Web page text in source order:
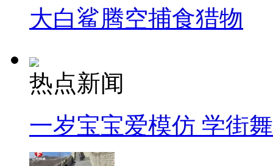
大白鲨腾空捕食猎物
热点新闻
一岁宝宝爱模仿 学街